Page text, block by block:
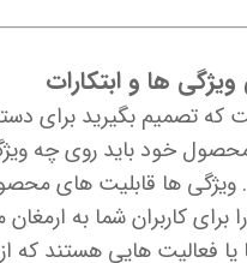
که تصمیم بگیرید برای
خود باید روی چه
ویژگی ها قابلیت های
کاربران شما به ارمغان
یا فعالیت هایی هستند که